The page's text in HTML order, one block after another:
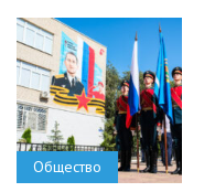
Общество